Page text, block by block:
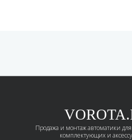
Продажа и монтаж автоматики
комплектующих и